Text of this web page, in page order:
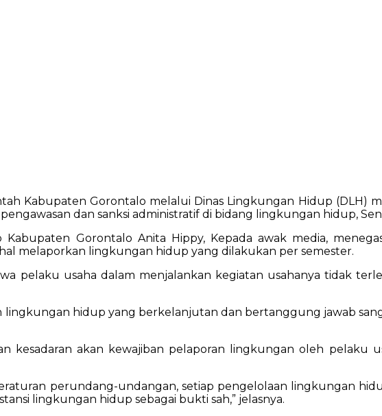
Kabupaten Gorontalo melalui Dinas Lingkungan Hidup (DLH)
dan sanksi administratif di bidang lingkungan hidup,
Kabupaten Gorontalo Anita Hippy, Kepada awak media,
melaporkan lingkungan hidup yang dilakukan per semester.
pelaku usaha dalam menjalankan kegiatan usahanya tidak
lingkungan hidup yang berkelanjutan dan bertanggung jawab
kesadaran akan kewajiban pelaporan lingkungan oleh pelaku
perundang-undangan, setiap pengelolaan lingkungan
lingkungan hidup sebagai bukti sah,” jelasnya.